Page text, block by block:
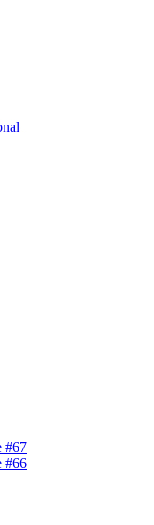
#67
#66